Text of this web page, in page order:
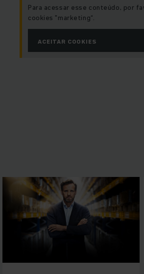
Para acessar esse conteúdo, por
cookies "marketing“.
ACEITAR COOKIES